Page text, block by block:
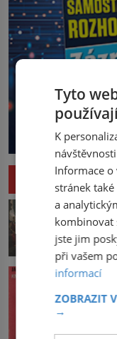
HISTORIE
Tyto
K
Informace o
stránek
a
kombinovat
jste jim
při vašem
informací
ZOBRAZIT
→